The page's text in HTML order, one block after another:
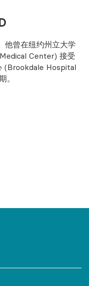
他曾在纽约州立大学
Center) 接受
(Brookdale Hospital
。